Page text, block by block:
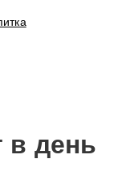
в день